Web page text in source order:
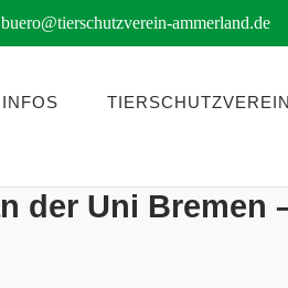
buero@tierschutzverein-ammerland.de
TIERSCHUTZVEREIN
der Uni Bremen